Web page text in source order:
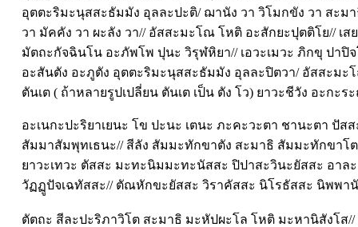
อุตตะริมะนุสสะธัมมัง อุลละปะติ/ ฌานัง วา วิโมกขัง วา สะม
วา มัคคัง วา ผะลัง วา// อัสสะมะโณ โหติ อะสักยะปุตติโย// เส
มัตถะกัจฉินโน อะภัพโพ ปุนะ วิรุฬหิยา// เอวะเมวะ ภิกขุ ปาปิ
อะสันตัง อะภูตัง อุตตะริมะนุสสะธัมมัง อุลละปิตวา/ อัสสะมะ
ตันเต ( ถ้าหลายรูปเปลี่ยน ตันเต เป็น ตัง โว) ยาวะชีวัง อะกะร
อะเนกะปะริยาเยนะ โข ปะนะ เตนะ ภะคะวะตา ชานะตา ปัส
สัมมาสัมพุทเธนะ// สีลัง สัมมะทักขาตัง สะมาธิ สัมมะทักขา
ยาวะเทวะ ตัสสะ มะทะนิมมะทะนัสสะ ปิปาสะวินะยัสสะ อาล
วัฏฏูปัจเฉทัสสะ// ตัณหักขะยัสสะ วิราคัสสะ นิโรธัสสะ นิพพา
ตัตถะ สีละปะริภาวิโต สะมาธิ มะหัปผะโล โหติ มะหานิสังโส//